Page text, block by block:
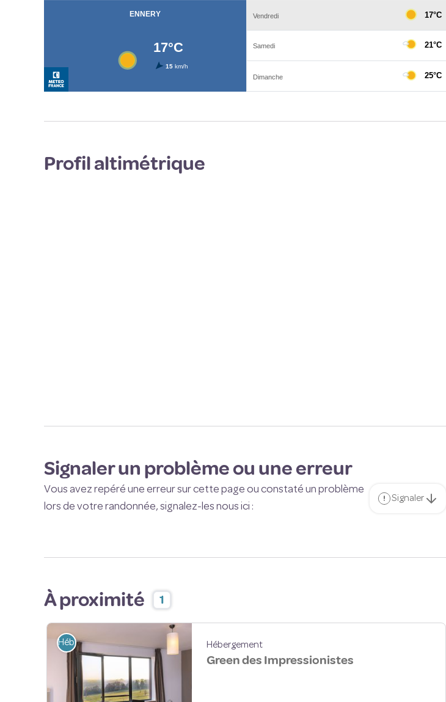
Profil altimétrique
Signaler un problème ou une erreur
Vous avez repéré une erreur sur cette page ou constaté un problème
lors de votre randonnée, signalez-les nous ici :
Signaler
À proximité 1
Hébergement Hébergement
Green des Impressionistes